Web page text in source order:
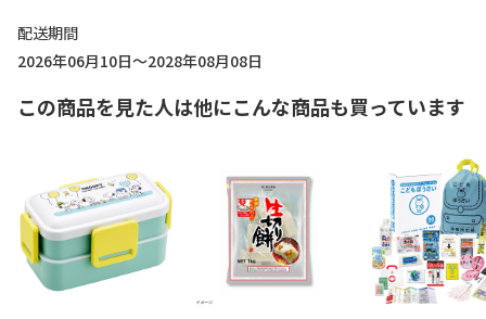
配送期間
2026年06月10日～2028年08月08日
この商品を見た人は他にこんな商品も買っています